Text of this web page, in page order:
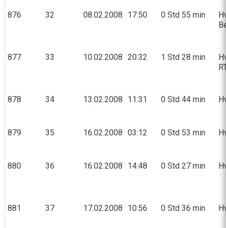
876 32 08.02.2008 17:50 0 Std 55 min
877 33 10.02.2008 20:32 1 Std 28 min
878 34 13.02.2008 11:31 0 Std 44 min
879 35 16.02.2008 03:12 0 Std 53 min
880 36 16.02.2008 14:48 0 Std 27 min
881 37 17.02.2008 10:56 0 Std 36 min